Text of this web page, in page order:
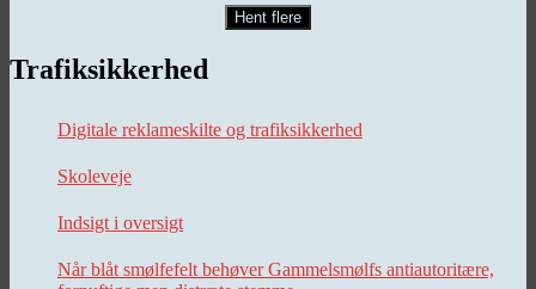
Hent flere
Trafiksikkerhed
Digitale reklameskilte og trafiksikkerhed
Skoleveje
Indsigt i oversigt
Når blåt smølfefelt behøver Gammelsmølfs antiautoritære,